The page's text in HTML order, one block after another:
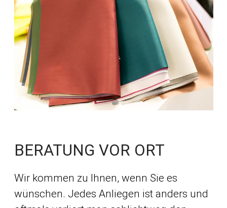
BERATUNG VOR ORT
Wir kommen zu Ihnen, wenn Sie es
wünschen. Jedes Anliegen ist anders und